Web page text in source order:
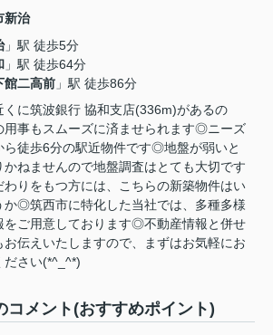
新治
」駅 徒歩5分
」駅 徒歩64分
館二高前 」駅 徒歩86分
くに筑波銀行 協和支店(336m)があるの
用事もスムーズに済ませられます◎ニーズ
ら徒歩6分の駅近物件です◎地盤が弱いと
かねませんので地盤調査はとても大切です
りをもつ方には、こちらの新築物件はい
か◎筑西市に特化した当社では、多種多様
をご用意しております◎不動産情報と併せ
お伝えいたしますので、まずはお気軽にお
ださい(*^_^*)
コメント(おすすめポイント)